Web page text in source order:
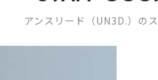
アンスリード（UN3D.）の